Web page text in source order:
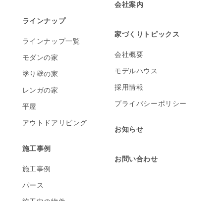
ラインナップ
ラインナップ一覧
モダンの家
塗り壁の家
レンガの家
平屋
アウトドアリビング
施工事例
施工事例
パース
会社案内
家づくりトピックス
会社概要
モデルハウス
採用情報
プライバシーポリシー
お知らせ
お問い合わせ